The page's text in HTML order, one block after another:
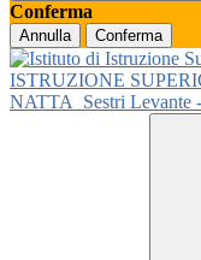
Conferma
Annulla Conferma
ISTRUZIONE
NATTA
Sestri Levante